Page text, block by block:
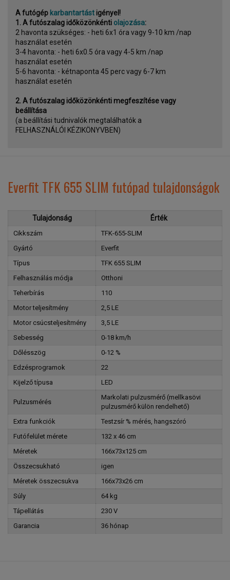
A futógép karbantartástigényel!
1. A futószalag időközönkénti olajozása:
2 havonta szükséges: - heti 6x1 óra vagy 9-10 km /nap
használat esetén
3-4 havonta: - heti 6x0.5 óra vagy 4-5 km /nap
használat esetén
5-6 havonta: - kétnaponta 45 perc vagy 6-7 km
használat esetén
2. A futószalag időközönkénti megfeszítése vagy
beállítása
(a beállítási tudnivalók megtalálhatók a
FELHASZNÁLÓI KÉZIKÖNYVBEN)
Everfit TFK 655 SLIM futópad tulajdonságok
Tulajdonság Érték
Cikkszám
TFK-655-SLIM
Gyártó
Everfit
Típus
TFK 655 SLIM
Felhasználás módja
Otthoni
Teherbírás
110
Motor teljesítmény
2,5 LE
Motor csúcsteljesítmény
3,5 LE
Sebesség
0-18 km/h
Dőlésszög
0-12 %
Edzésprogramok
22
Kijelző típusa
LED
Pulzusmérés
Markolati pulzusmérő (mellkasövi
pulzusmérő külön rendelhető)
Extra funkciók
Testzsír % mérés, hangszóró
Futófelület mérete
132 x 46 cm
Méretek
166x73x125 cm
Összecsukható
igen
Méretek összecsukva
166x73x26 cm
Súly
64 kg
Tápellátás
230 V
Garancia
36 hónap